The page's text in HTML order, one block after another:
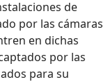
de
por las cámaras
en dichas
por las
para su